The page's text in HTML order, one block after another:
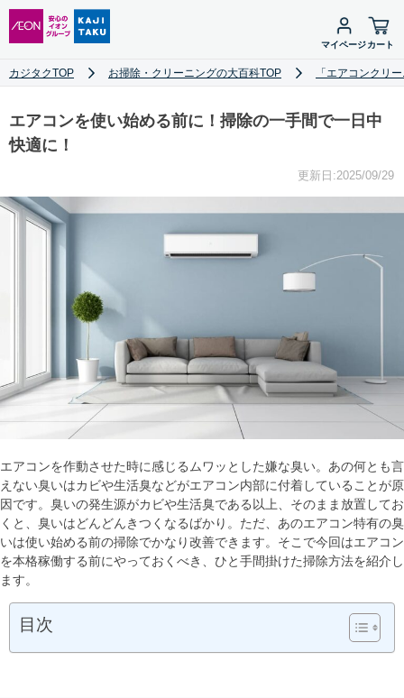
マイページカート
カジタクTOP お掃除・クリーニングの大百科TOP 「エアコンクリ
エアコンを使い始める前に！掃除の一手間で一日中
快適に！
更新日:2025/09/29
エアコンを作動させた時に感じるムワッとした嫌な臭い。あの何とも言
えない臭いはカビや生活臭などがエアコン内部に付着していることが原
因です。臭いの発生源がカビや生活臭である以上、そのまま放置してお
くと、臭いはどんどんきつくなるばかり。ただ、あのエアコン特有の臭
いは使い始める前の掃除でかなり改善できます。そこで今回はエアコン
を本格稼働する前にやっておくべき、ひと手間掛けた掃除方法を紹介し
ます。
目次